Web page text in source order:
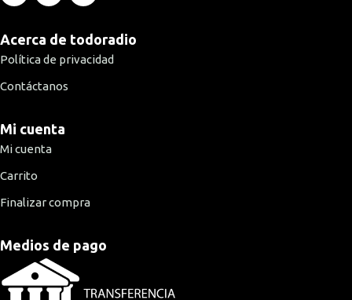
Acerca de todoradio
Política de privacidad
Contáctanos
Mi cuenta
Mi cuenta
Carrito
Finalizar compra
Medios de pago